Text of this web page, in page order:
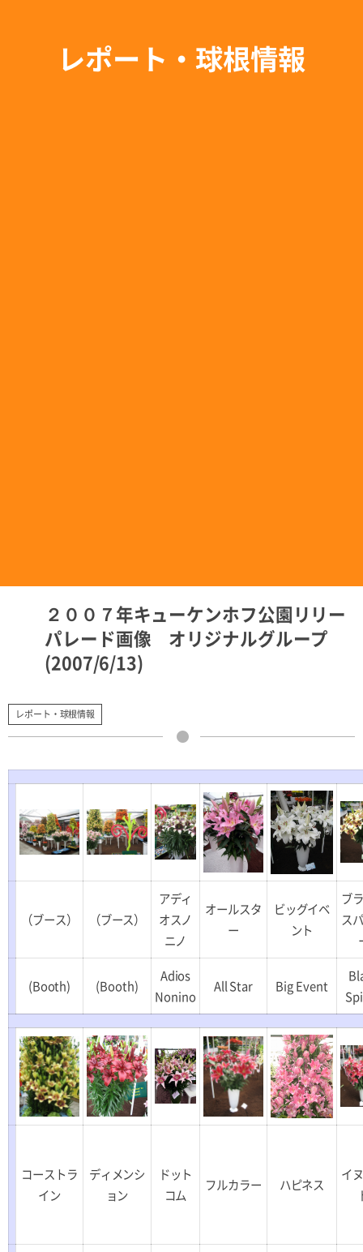
レポート・球根情報
２００７年キューケンホフ公園リリー
パレード画像 オリジナルグループ
(2007/6/13)
レポート・球根情報
（ブース） （ブース）
アディ
オスノ
ニノ
オールスタ
ー
ビッグイベ
ント
ブ
ス
(Booth) (Booth)
Adios
Nonino
All Star Big Event
コーストラ
イン
ディメンシ
ョン
ドット
コム
フルカラー ハピネス
イ